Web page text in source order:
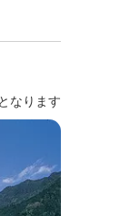
なります